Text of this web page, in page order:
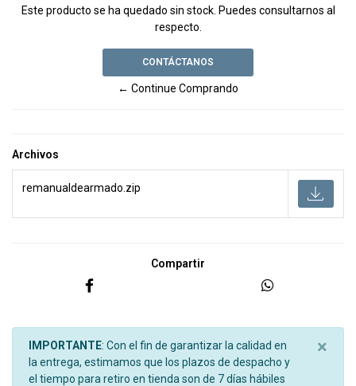
Este producto se ha quedado sin stock. Puedes consultarnos al
respecto.
CONTÁCTANOS
← Continue Comprando
Archivos
remanualdearmado.zip
Compartir
IMPORTANTE: Con el fin de garantizar la calidad en
la entrega, estimamos que los plazos de despacho y
el tiempo para retiro en tienda son de 7 días hábiles
×